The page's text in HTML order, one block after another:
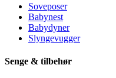
Soveposer
Babynest
Babydyner
Slyngevugger
Senge & tilbehør